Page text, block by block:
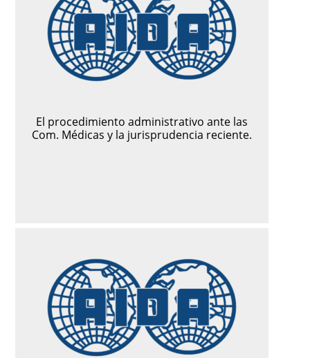
El procedimiento administrativo ante las
Com. Médicas y la jurisprudencia reciente.